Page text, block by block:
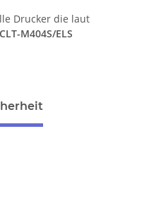
Drucker die laut
M404S/ELS